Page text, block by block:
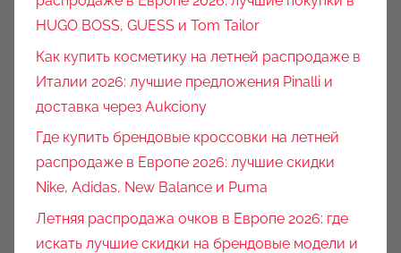
HUGO BOSS, GUESS и Tom Tailor
Как купить косметику на летней распродаже в
Италии 2026: лучшие предложения Pinalli и
доставка через Aukciony
Где купить брендовые кроссовки на летней
распродаже в Европе 2026: лучшие скидки
Nike, Adidas, New Balance и Puma
Летняя распродажа очков в Европе 2026: где
искать лучшие скидки на брендовые модели и